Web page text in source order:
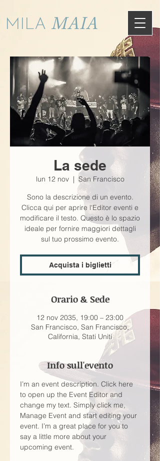
MILA MAIA
La sede
lun 12 nov
  |
San Francisco
Sono la descrizione di un evento.
Clicca qui per aprire l'Editor eventi e
modificare il testo. Questo è lo spazio
ideale per fornire maggiori dettagli
sul tuo prossimo evento.
Acquista i biglietti
Orario & Sede
12 nov 2035, 19:00 – 23:00
San Francisco, San Francisco,
California, Stati Uniti
Info sull'evento
I’m an event description. Click here
to open up the Event Editor and
change my text. Simply click me,
Manage Event and start editing your
event. I’m a great place for you to
say a little more about your
upcoming event.